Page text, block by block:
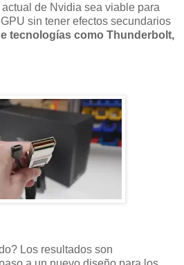
de Nvidia sea viable para
sin tener efectos secundarios
tecnologías como Thunderbolt,
Los resultados son